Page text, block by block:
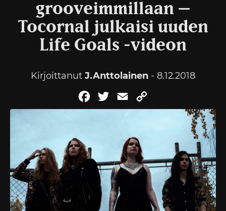
grooveimmillaan –
Tocornal julkaisi uuden
Life Goals -videon
Kirjoittanut J.Anttolainen - 8.12.2018
FacebookTwitterEmail
Link